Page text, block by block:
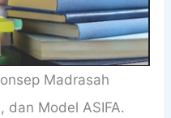
Madrasah
dan Model ASIFA.